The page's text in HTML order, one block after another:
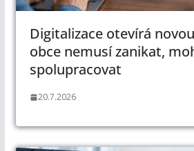
Digitalizace otevírá
obce nemusí zanikat,
spolupracovat
20.7.2026